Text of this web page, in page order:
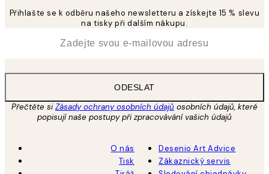
Přihlašte se k odběru našeho newsletteru a získejte 15 % slevu
na tisky při dalším nákupu.
ODESLAT
Přečtěte siZásady ochrany osobních údajů osobních údajů, které
popisují naše postupy při zpracovávání vašich údajů
O nás
Tisk
Desenio Art Advice
Zákaznický servis